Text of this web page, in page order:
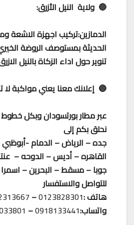
🔵 ولاية النيل الأزرق:
الدمازين:تركيب اجهزة الاشعة
الحديثة بمستوصف الروضة
تنوير حول اداء الزكاة بالنيل
🔵 إعلانك معنا يعني مواكبة لا
عبر مطار بورتسودان وبكل خطوط
نحلق بكم إلى
جده – الرياض – الدمام -
القاهره – أديس – الدوحه –
جوبا – مسقط – البحرين – اسمرا
للتواصل والاستفسار
هاتف :0123828301
–
واتساب:0918133441
–